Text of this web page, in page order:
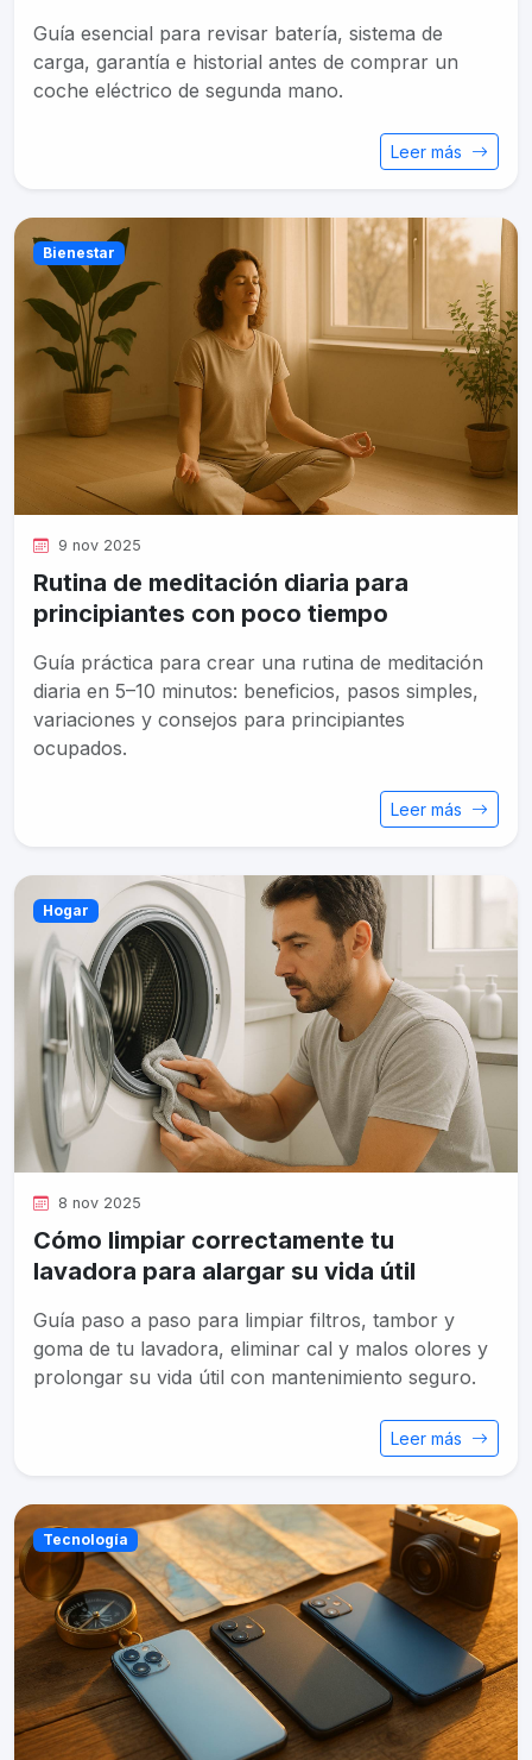
Guía esencial para revisar batería, sistema de
carga, garantía e historial antes de comprar un
coche eléctrico de segunda mano.
Leer más
Bienestar
9 nov 2025
Rutina de meditación diaria para
principiantes con poco tiempo
Guía práctica para crear una rutina de meditación
diaria en 5–10 minutos: beneficios, pasos simples,
variaciones y consejos para principiantes
ocupados.
Leer más
Hogar
8 nov 2025
Cómo limpiar correctamente tu
lavadora para alargar su vida útil
Guía paso a paso para limpiar filtros, tambor y
goma de tu lavadora, eliminar cal y malos olores y
prolongar su vida útil con mantenimiento seguro.
Leer más
Tecnología